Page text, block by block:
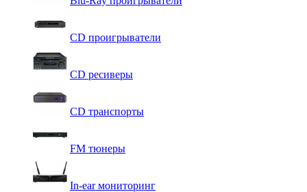
CD проигрыватели
CD ресиверы
CD транспорты
FM тюнеры
In-ear мониторинг